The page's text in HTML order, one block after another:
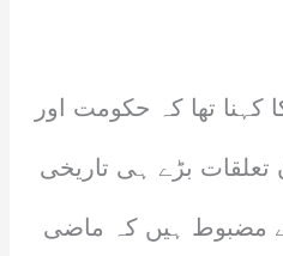
کہنا تھا کہ حکومت اور
تعلقات بڑے ہی تاریخی
مضبوط ہیں کہ ماضی